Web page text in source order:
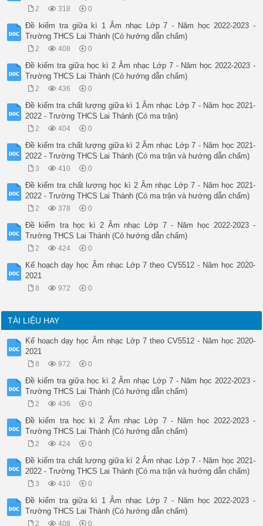
2 318 0
Đề kiểm tra giữa kì 1 Âm nhạc Lớp 7 - Năm học 2022-2023 -
Trường THCS Lai Thành (Có hướng dẫn chấm)
2 408 0
Đề kiểm tra giữa học kì 2 Âm nhạc Lớp 7 - Năm học 2022-2023 -
Trường THCS Lai Thành (Có hướng dẫn chấm)
2 436 0
Đề kiểm tra chất lượng giữa kì 1 Âm nhạc Lớp 7 - Năm học 2021-
2022 - Trường THCS Lai Thành (Có ma trận)
2 404 0
Đề kiểm tra chất lượng giữa kì 2 Âm nhạc Lớp 7 - Năm học 2021-
2022 - Trường THCS Lai Thành (Có ma trận và hướng dẫn chấm)
3 410 0
Đề kiểm tra chất lượng học kì 2 Âm nhạc Lớp 7 - Năm học 2021-
2022 - Trường THCS Lai Thành (Có ma trận và hướng dẫn chấm)
2 378 0
Đề kiểm tra học kì 2 Âm nhạc Lớp 7 - Năm học 2022-2023 -
Trường THCS Lai Thành (Có hướng dẫn chấm)
2 424 0
Kế hoạch dạy học Âm nhạc Lớp 7 theo CV5512 - Năm học 2020-
2021
8 972 0
TÀI LIỆU HAY
Kế hoạch dạy học Âm nhạc Lớp 7 theo CV5512 - Năm học 2020-
2021
8 972 0
Đề kiểm tra giữa học kì 2 Âm nhạc Lớp 7 - Năm học 2022-2023 -
Trường THCS Lai Thành (Có hướng dẫn chấm)
2 436 0
Đề kiểm tra học kì 2 Âm nhạc Lớp 7 - Năm học 2022-2023 -
Trường THCS Lai Thành (Có hướng dẫn chấm)
2 424 0
Đề kiểm tra chất lượng giữa kì 2 Âm nhạc Lớp 7 - Năm học 2021-
2022 - Trường THCS Lai Thành (Có ma trận và hướng dẫn chấm)
3 410 0
Đề kiểm tra giữa kì 1 Âm nhạc Lớp 7 - Năm học 2022-2023 -
Trường THCS Lai Thành (Có hướng dẫn chấm)
2 408 0